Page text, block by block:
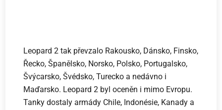
Leopard 2 tak převzalo Rakousko, Dánsko, Finsko,
Řecko, Španělsko, Norsko, Polsko, Portugalsko,
Švýcarsko, Švédsko, Turecko a nedávno i
Maďarsko. Leopard 2 byl oceněn i mimo Evropu.
Tanky dostaly armády Chile, Indonésie, Kanady a